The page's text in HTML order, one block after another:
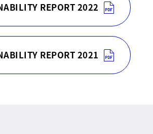
REPORT 2022
REPORT 2021